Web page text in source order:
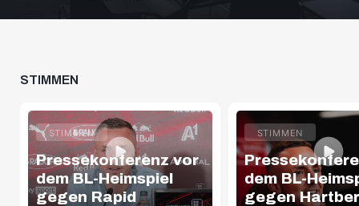
STIMMEN
STIMMEN
Pressekonferenz vor
dem BL-Heimspiel
gegen Rapid
STIMMEN
dem BL-
gegen